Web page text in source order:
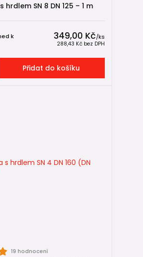
hrdlem SN 8 DN 125 – 1 m
349,00 Kč/ks
288,43 Kč bez DPH
k
Přidat do košíku
19 hodnocení